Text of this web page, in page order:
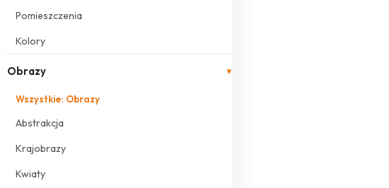
Pomieszczenia
Kolory
Obrazy ▾
Wszystkie: Obrazy
Abstrakcja
Krajobrazy
Kwiaty